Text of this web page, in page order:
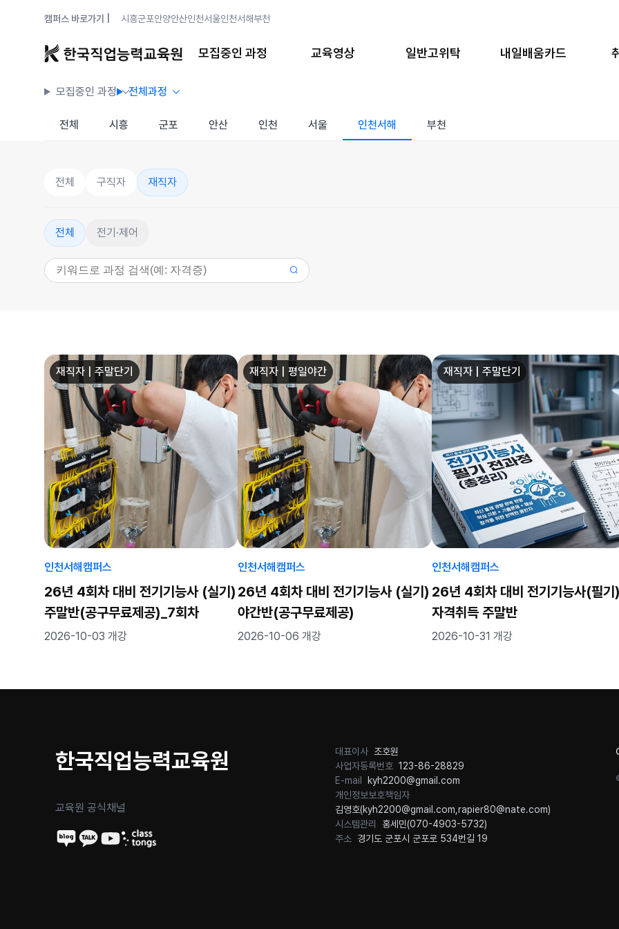
캠퍼스 바로가기 | 시흥군포안양안산인천서울인천서해부천
모집중인 과정 교육영상 일반고위탁 내일배움카드
모집중인 과정 전체과정
전체 시흥 군포 안산 인천 서울 인천서해 부천
전체 구직자 재직자
전체 전기·제어
재직자 | 주말단기
인천서해캠퍼스
26년 4회차 대비 전기기능사 (실기)
주말반(공구무료제공)_7회차
2026-10-03 개강
재직자 | 평일야간
인천서해캠퍼스
26년 4회차 대비 전기기능사 (실기)
야간반(공구무료제공)
2026-10-06 개강
재직자 | 주말단기
인천서해캠퍼스
26년 4회차 대비 전기기능사(필기
자격취득 주말반
2026-10-31 개강
한국직업능력교육원
교육원 공식채널
대표이사 조호원
사업자등록번호 123-86-28829
E-mail
kyh2200@gmail.com
개인정보보호책임자
김영호(kyh2200@gmail.com,rapier80@nate.com)
시스템관리
홍세민(070-4903-5732)
주소 경기도 군포시 군포로 534번길 19